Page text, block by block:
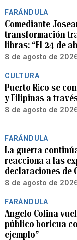
FARÁNDULA
Comediante
transformación
libras: “El 24 de
8 de agosto de
CULTURA
Puerto Rico se
y Filipinas a
8 de agosto de
FARÁNDULA
La guerra
reacciona a las
declaraciones de
8 de agosto de
FARÁNDULA
Angelo Colina
público boricua
ejemplo”